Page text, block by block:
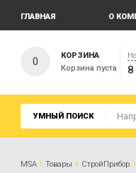
ГЛАВНАЯ О
0
КОРЗИНА
Корзина пуста
УМНЫЙ ПОИСК
MSA › Товары › СтройПрибор